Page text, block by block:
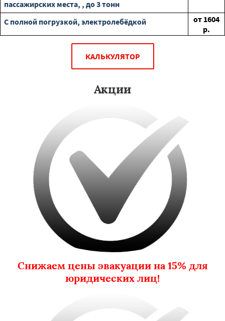
пассажирских места, , до 3 тонн
С полной погрузкой, электролебёдкой
от 1604
р.
КАЛЬКУЛЯТОР
Акции
Снижаем цены эвакуации на 15% для
юридических лиц!